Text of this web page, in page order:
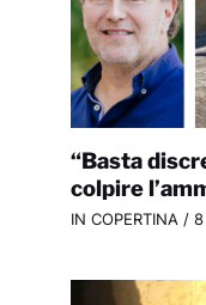
“Basta
colpire
IN COPERTINA/